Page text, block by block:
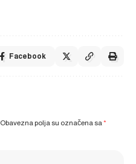
Facebook
Obavezna polja su označena sa*